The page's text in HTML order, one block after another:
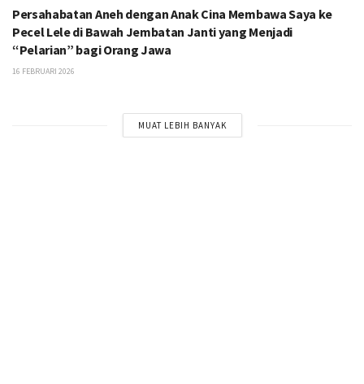
Persahabatan Aneh dengan Anak Cina Membawa Saya ke
Pecel Lele di Bawah Jembatan Janti yang Menjadi
“Pelarian” bagi Orang Jawa
16 FEBRUARI 2026
MUAT LEBIH BANYAK